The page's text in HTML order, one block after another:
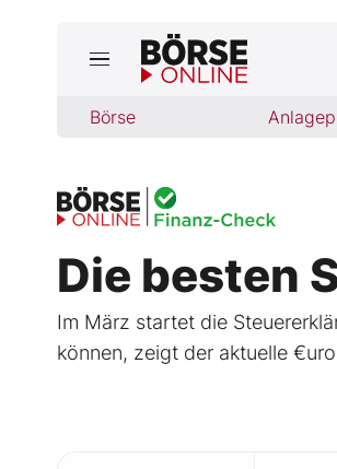
Börse
Börse
Abo & Shop
BO-Musterdepots
Die besten
Im März startet die
können, zeigt der aktuelle